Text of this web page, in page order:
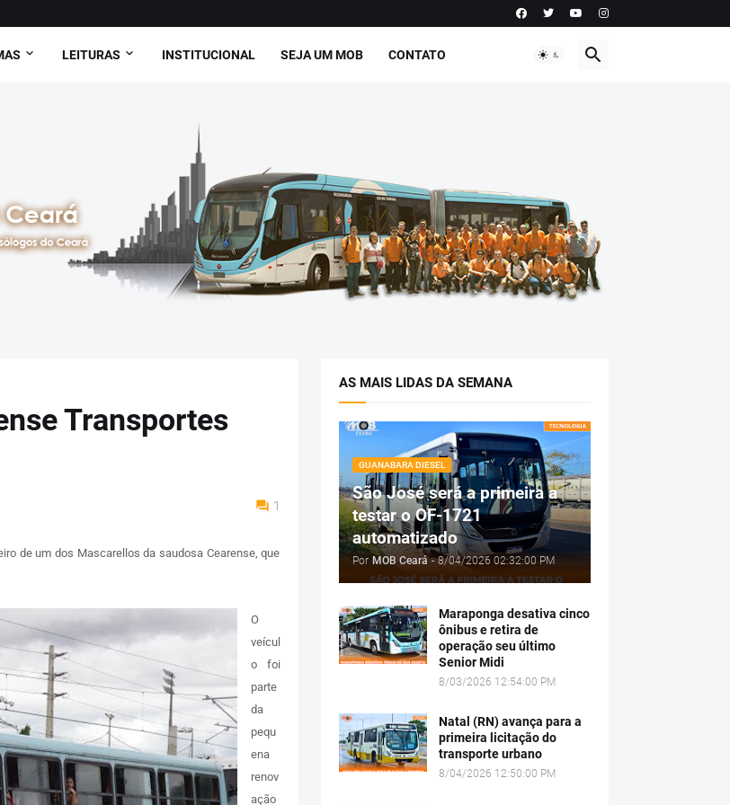
LEITURAS INSTITUCIONAL SEJA UM MOB CONTATO
Transportes
1
de um dos Mascarellos da saudosa Cearense, que
O
veícul
o foi
parte
da
pequ
ena
renov
ação
AS MAIS LIDAS DA SEMANA
GUANABARA DIESEL
São José será a primeira a
testar o OF-1721
automatizado
Por MOB Ceará - 8/04/2026 02:32:00 PM
Maraponga desativa cinco
ônibus e retira de
operação seu último
Senior Midi
8/03/2026 12:54:00 PM
Natal (RN) avança para a
primeira licitação do
transporte urbano
8/04/2026 12:50:00 PM